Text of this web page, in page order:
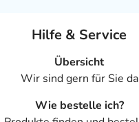
Hilfe & Service
Übersicht
Wir sind gern für Sie da
Wie bestelle ich?